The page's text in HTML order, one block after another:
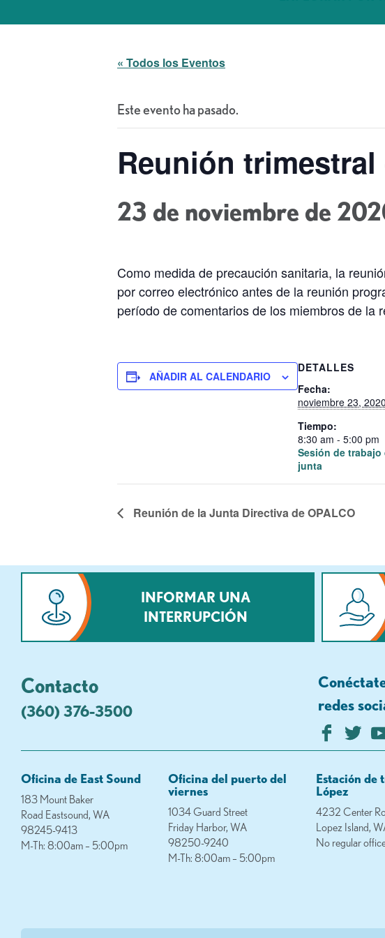
« Todos los Eventos
Este evento ha pasado.
Reunión
23 de noviembre de
Como medida de precaución sanitaria, la
por correo electrónico antes de la reunión
período de comentarios de los miembros de la
AÑADIR AL CALENDARIO
DETALLES
Fecha:
noviembre 23, 2020
Tiempo:
8:30 am - 5:00 pm
Sesión de trabajo
junta
Reunión de la Junta Directiva de OPALCO
INFORMAR UNA
INTERRUPCIÓN
Contacto
(360) 376-3500
redes
Oficina de East Sound
183 Mount Baker
Road Eastsound, WA
98245-9413
M-Th: 8:00am – 5:00pm
Oficina del puerto del
viernes
1034 Guard Street
Friday Harbor, WA
98250-9240
M-Th: 8:00am – 5:00pm
Estación de
López
4232 Center
Lopez Island,
No regular